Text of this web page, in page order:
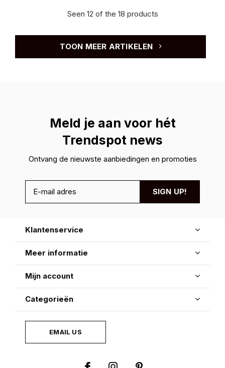
Seen 12 of the 18 products
TOON MEER ARTIKELEN
Meld je aan voor hét
Trendspot news
Ontvang de nieuwste aanbiedingen en promoties
SIGN UP!
Klantenservice
Meer informatie
Mijn account
Categorieën
EMAIL US